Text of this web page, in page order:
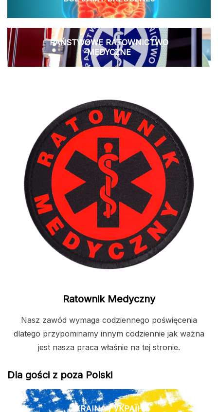
PAŃSTWOWE RATOWNICTWO
MEDYCZNE
Ratownik Medyczny
Nasz zawód wymaga codziennego poświęcenia
dlatego przypominamy innym codziennie jak ważna
jest nasza praca właśnie na tej stronie.
Dla gości z poza Polski
UKRAINA / УКРАЇНА